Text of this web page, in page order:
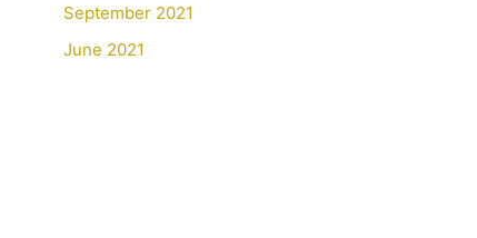
September 2021
June 2021